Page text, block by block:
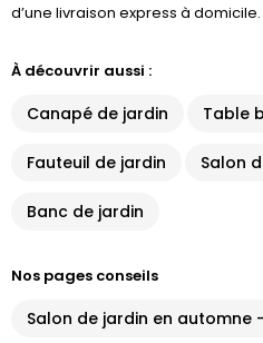
d’une livraison express à domicile.
À découvrir aussi :
Canapé de jardin Table
Fauteuil de jardin Salon
Banc de jardin
Nos pages conseils
Salon de jardin en automne